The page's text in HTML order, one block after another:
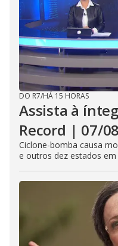
DO R7/HÁ 15 HORAS
Assista à
Record | 07/
Ciclone-bomba causa
e outros dez estados em